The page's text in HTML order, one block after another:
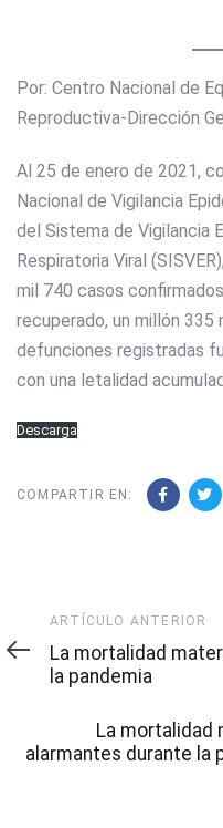
Por: Centro Nacional de
Reproductiva-Dirección
Al 25 de enero de 2021,
Nacional de Vigilancia
del Sistema de Vigilancia
Respiratoria Viral
mil 740 casos
recuperado, un millón 335
defunciones registradas
con una letalidad
Descarga
COMPARTIR EN:
Artículo
Anterior
ARTÍCULO ANTERIOR
La mortalidad
la pandemia
La mortalidad
alarmantes durante la